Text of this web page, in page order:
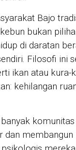
Bajo
bukan
di daratan
Filosofi ini
ikan atau kura-
kehilangan
dan membangun